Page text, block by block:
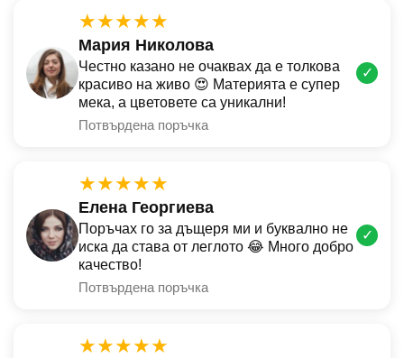
★★★★★
Мария Николова
Честно казано не очаквах да е толкова
красиво на живо 😍 Материята е супер
мека, а цветовете са уникални!
Потвърдена поръчка
✓
★★★★★
Елена Георгиева
Поръчах го за дъщеря ми и буквално не
иска да става от леглото 😂 Много добро
качество!
Потвърдена поръчка
✓
★★★★★